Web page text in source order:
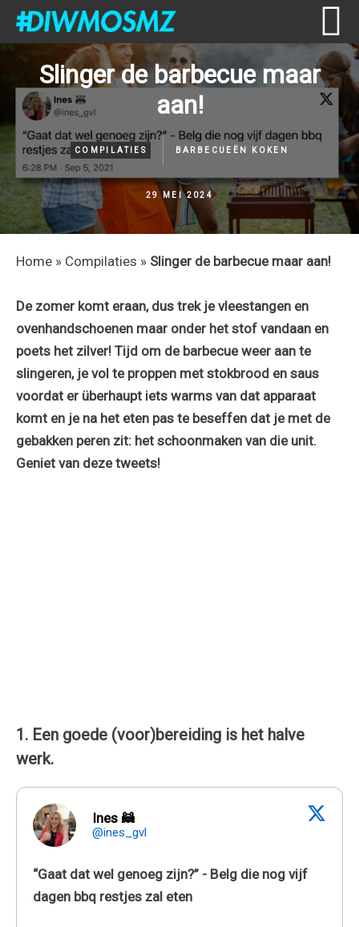
primary
navigation
content
primary
sidebar
footer
Slinger de barbecue maar
aan!
COMPILATIES BARBECUEËN KOKEN
29 MEI 2024
Home » Compilaties » Slinger de barbecue maar aan!
De zomer komt eraan, dus trek je vleestangen en
ovenhandschoenen maar onder het stof vandaan en
poets het zilver! Tijd om de barbecue weer aan te
slingeren, je vol te proppen met stokbrood en saus
voordat er überhaupt iets warms van dat apparaat
komt en je na het eten pas te beseffen dat je met de
gebakken peren zit: het schoonmaken van die unit.
Geniet van deze tweets!
1. Een goede (voor)bereiding is het halve
werk.
Ines 🦝
@ines_gvl
“Gaat dat wel genoeg zijn?” - Belg die nog vijf
dagen bbq restjes zal eten